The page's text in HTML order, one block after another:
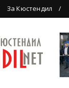
За Кюстендил